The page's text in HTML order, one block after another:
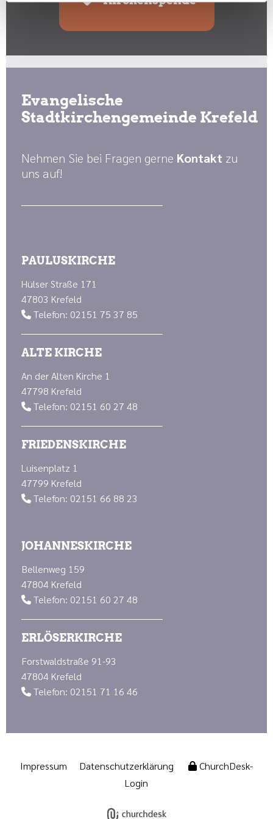
Evangelische
Stadtkirchengemeinde Krefeld
Nehmen Sie bei Fragen gerne Kontakt zu
uns auf!
PAULUSKIRCHE
Hülser Straße 171
47803 Krefeld
 Telefon: 02151 75 37 85
ALTE KIRCHE
An der Alten Kirche 1
47798 Krefeld
 Telefon: 02151 60 27 48
FRIEDENSKIRCHE
Luisenplatz 1
47799 Krefeld
 Telefon: 02151 66 88 23
JOHANNESKIRCHE
Bellenweg 159
47804 Krefeld
 Telefon: 02151 60 27 48
ERLÖSERKIRCHE
Forstwaldstraße 91-93
47804 Krefeld
 Telefon: 02151 71 16 46
Impressum Datenschutzerklärung
ChurchDesk-
Login